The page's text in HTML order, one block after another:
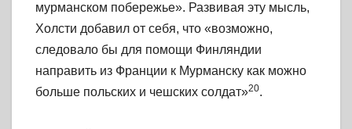
мурманском побережье». Развивая эту мысль,
Холсти добавил от себя, что «возможно,
следовало бы для помощи Финляндии
направить из Франции к Мурманску как можно
больше польских и чешских солдат»20.